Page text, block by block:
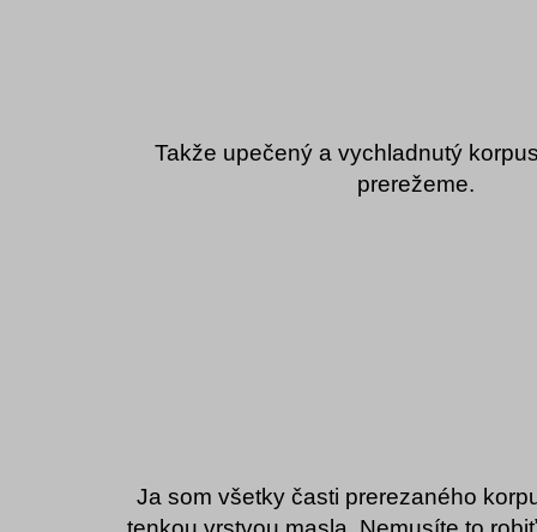
Takže upečený a vychladnutý
prerežeme.
Ja som všetky časti prerezaného